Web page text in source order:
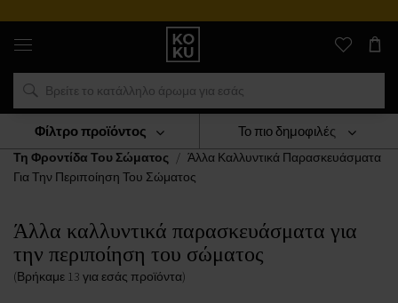
Αυθεντικά
αρώματα
και
ρολόγια
σε
μέρος
Καλλυντικά
Καλλυντικά Για Το Σώμα
Καλλυντικά Για
Τη Φροντίδα Του Σώματος
Άλλα Καλλυντικά Παρασκευάσματα
Για Την Περιποίηση Του Σώματος
Άλλα καλλυντικά παρασκευάσματα για
την περιποίηση του σώματος
(Βρήκαμε 13 για εσάς προϊόντα)
Το πιο δημοφιλές
Φίλτρο προϊόντος